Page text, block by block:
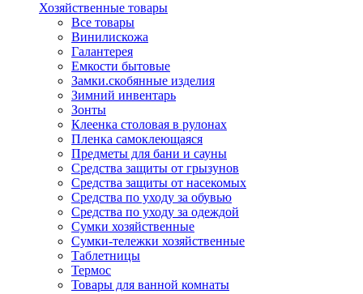
Хозяйственные товары
Все товары
Винилискожа
Галантерея
Емкости бытовые
Замки.скобянные изделия
Зимний инвентарь
Зонты
Клеенка столовая в рулонах
Пленка самоклеющаяся
Предметы для бани и сауны
Средства защиты от грызунов
Средства защиты от насекомых
Средства по уходу за обувью
Средства по уходу за одеждой
Сумки хозяйственные
Сумки-тележки хозяйственные
Таблетницы
Термос
Товары для ванной комнаты